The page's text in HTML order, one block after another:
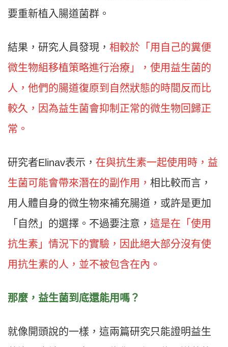
要重新植入腸道菌群。
結果，研究人員發現， 相較於「用自己的糞便
微生物組移植策略進行治療」，使用益生菌的
人，他們的腸道復原到自然狀態的時間反而比
較久，因為益生菌會抑制正常的微生物回歸正
常。
研究者Elinav表示， 在與抗生素一起使用時，益
生菌可能會帶來潛在的副作用， 相比較而言，
用人體自身的微生物來補充腸道，或許是更加
「自然」的選擇。不過要注意， 這是在「使用
抗生素」情況下的實驗，因此絕大部分沒有使
用抗生素的人，並不被包含在內。
那麼，益生菌到底還能用嗎？
就像開頭說的一樣，這兩篇研究只能證明益生